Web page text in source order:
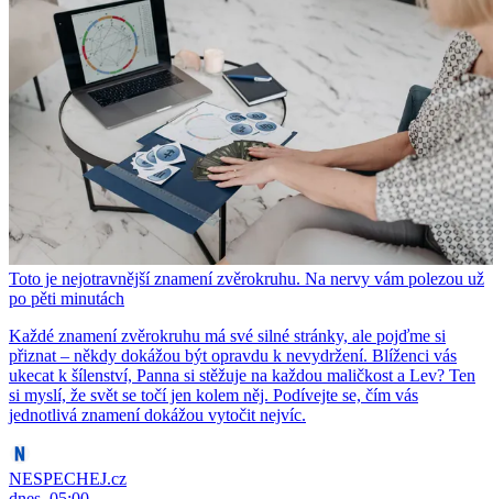
Toto je nejotravnější znamení zvěrokruhu. Na nervy vám polezou už
po pěti minutách
Každé znamení zvěrokruhu má své silné stránky, ale pojďme si
přiznat – někdy dokážou být opravdu k nevydržení. Blíženci vás
ukecat k šílenství, Panna si stěžuje na každou maličkost a Lev? Ten
si myslí, že svět se točí jen kolem něj. Podívejte se, čím vás
jednotlivá znamení dokážou vytočit nejvíc.
NESPECHEJ.cz